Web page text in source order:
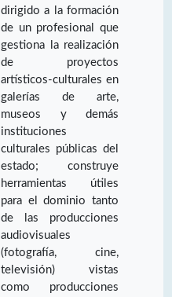
dirigido a la formación
de un profesional que
gestiona la realización
de proyectos
artísticos-culturales en
galerías de arte,
museos y demás
instituciones
culturales públicas del
estado; construye
herramientas útiles
para el dominio tanto
de las producciones
audiovisuales
(fotografía, cine,
televisión) vistas
como producciones